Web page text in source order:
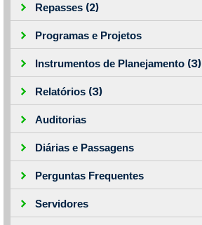
Repasses (2)
Programas e Projetos
Instrumentos de Planejamento (3)
Relatórios (3)
Auditorias
Diárias e Passagens
Perguntas Frequentes
Servidores